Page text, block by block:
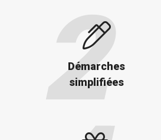
Démarches
simplifiées